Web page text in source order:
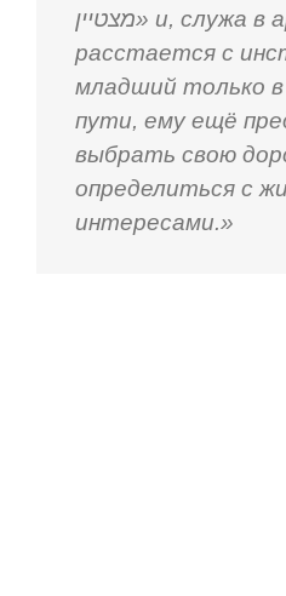
מצטיין» и, служа в армии, не
расстается с
младший только в
пути, ему ещё
выбрать свою
определиться с
интересами.»